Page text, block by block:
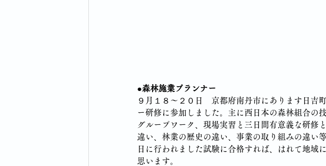
●森林施業プランナー
９月１８～２０日　京都府南丹市にあります日吉
ー研修に参加しました。主に西日本の森林組合の
グループワーク、現場実習と三日間有意義な研修
違い、林業の歴史の違い、事業の取り組みの違い
日に行われました試験に合格すれば、はれて地域
思います。